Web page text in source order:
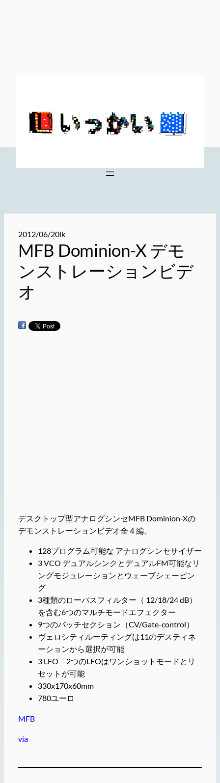
2012/06/20ik
MFB Dominion-X デモ
ンストレーションビデ
オ
デスクトップ型アナログシンセMFB Dominion-Xの
デモンストレーションビデオ全４編。
128プログラム可能な アナログシンセサイザー
3 VCO デュアルシンクとデュアルFM可能なリ
ングモジュレーションとウェーブシェーピン
グ
3種類のローパスフィルター（ 12/18/24 dB）
を含む6つのマルチモードエフェクター
9つのパッチセクション（CV/Gate-control）
ヴェロシティルーティングは11のデスティネ
ーションから選択が可能
3 LFO 2つのLFOはワンショットモードとリ
セットが可能
330x170x60mm
780ユーロ
MFB
via